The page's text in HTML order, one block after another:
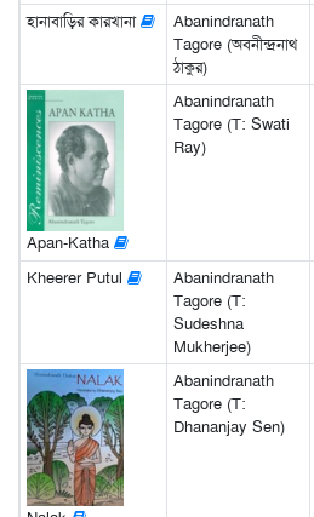
হানাবাড়ির কারখানা
Abanindranath
Tagore (অবনীন্দ্রনাথ
ঠাকুর)
Apan-Katha
Abanindranath
Tagore (T: Swati
Ray)
Kheerer Putul
Abanindranath
Tagore (T:
Sudeshna
Mukherjee)
Abanindranath
Tagore (T:
Dhananjay Sen)